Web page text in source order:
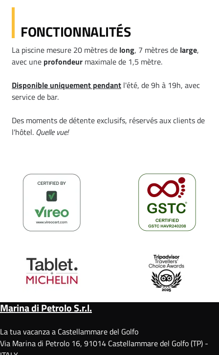
FONCTIONNALITÉS
La piscine mesure 20 mètres de long, 7 mètres de large,
avec une profondeur maximale de 1,5 mètre.
Disponible uniquement pendant l'été, de 9h à 19h, avec
service de bar.
Des moments de détente exclusifs, réservés aux clients de
l'hôtel. Quelle vue!
Marina di Petrolo S.r.l.
La tua vacanza a Castellammare del Golfo
Via Marina di Petrolo 16, 91014 Castellammare del Golfo (TP) -